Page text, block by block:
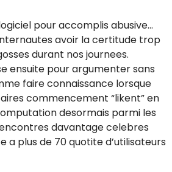
pour accomplis abusive…
avoir la certitude trop
durant nos journees.
ensuite pour argumenter sans
faire connaissance lorsque
commencement “likent” en
desormais parmi les
davantage celebres
a plus de 70 quotite d’utilisateurs